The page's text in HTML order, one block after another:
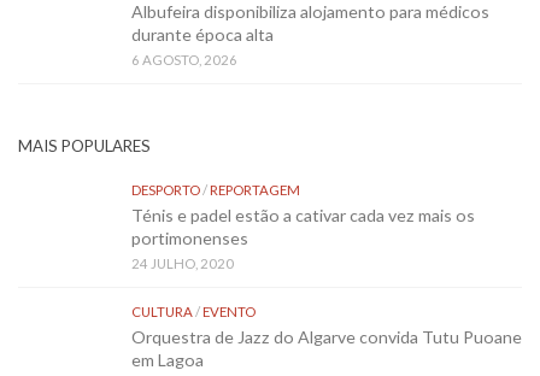
Albufeira disponibiliza alojamento para médicos
durante época alta
6 AGOSTO, 2026
MAIS POPULARES
DESPORTO/REPORTAGEM
Ténis e padel estão a cativar cada vez mais os
portimonenses
24 JULHO, 2020
CULTURA/EVENTO
Orquestra de Jazz do Algarve convida Tutu Puoane
em Lagoa